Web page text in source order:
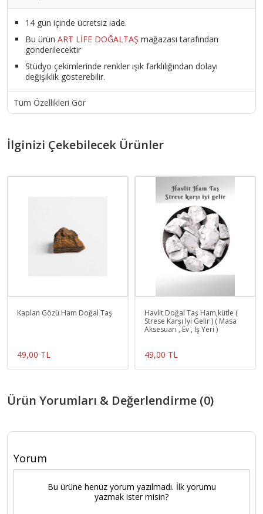
14 gün içinde ücretsiz iade.
Bu ürün ART LİFE DOĞALTAŞ mağazası tarafından
gönderilecektir
Stüdyo çekimlerinde renkler ışık farklılığından dolayı
değişiklik gösterebilir.
Tüm Özellikleri Gör
İlginizi Çekebilecek Ürünler
Kaplan Gözü Ham Doğal Taş
49,00 TL
Havlit Doğal Taş Ham,kütle (
Strese Karşı Iyi Gelir ) ( Masa
Aksesuarı , Ev , Iş Yeri )
49,00 TL
Ürün Yorumları & Değerlendirme (0)
Yorum
Bu ürüne henüz yorum yazılmadı. İlk yorumu
yazmak ister misin?